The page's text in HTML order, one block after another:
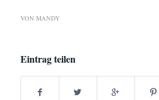
VON MANDY
Eintrag teilen